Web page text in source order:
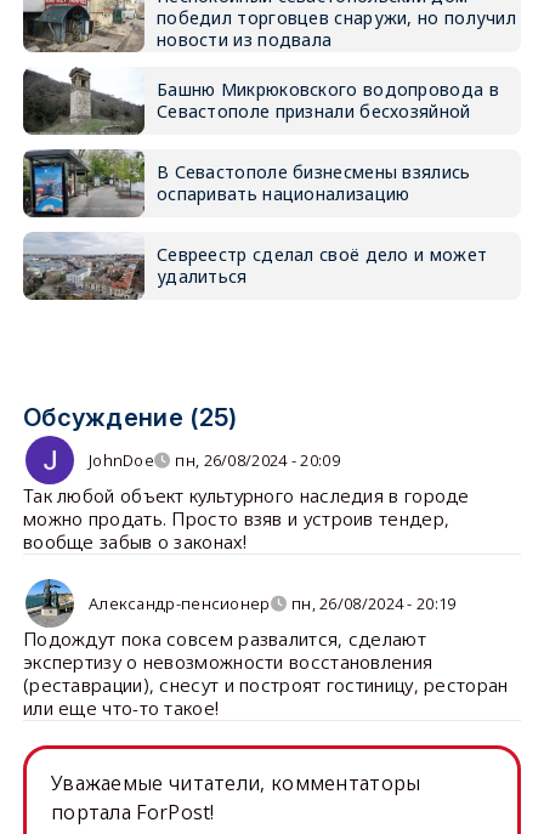
победил торговцев снаружи, но получил
новости из подвала
Башню Микрюковского водопровода в
Севастополе признали бесхозяйной
В Севастополе бизнесмены взялись
оспаривать национализацию
Севреестр сделал своё дело и может
удалиться
Обсуждение (25)
JohnDoe пн, 26/08/2024 - 20:09
Так любой объект культурного наследия в городе
можно продать. Просто взяв и устроив тендер,
вообще забыв о законах!
Александр-пенсионер пн, 26/08/2024 - 20:19
Подождут пока совсем развалится, сделают
экспертизу о невозможности восстановления
(реставрации), снесут и построят гостиницу, ресторан
или еще что-то такое!
Уважаемые читатели, комментаторы
портала ForPost!